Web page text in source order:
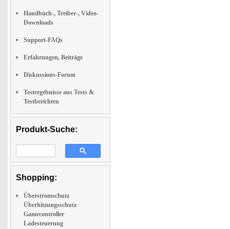
Handbuch-, Treiber-, Video-
Downloads
Support-FAQs
Erfahrungen, Beiträge
Diskussions-Forum
Testergebnisse aus Tests &
Testberichten
Produkt-Suche:
Shopping:
Überstromschutz
Überhitzungsschutz
Gamecontroller
Ladesteuerung